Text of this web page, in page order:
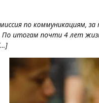
по коммуникациям,
По итогам почти 4 лет